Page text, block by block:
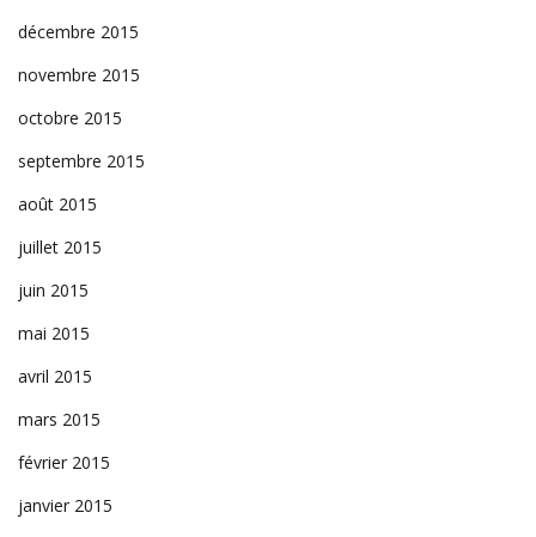
décembre 2015
novembre 2015
octobre 2015
septembre 2015
août 2015
juillet 2015
juin 2015
mai 2015
avril 2015
mars 2015
février 2015
janvier 2015